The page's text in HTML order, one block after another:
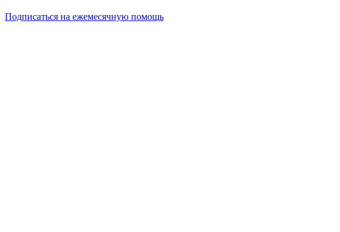
Подписаться на ежемесячную помощь